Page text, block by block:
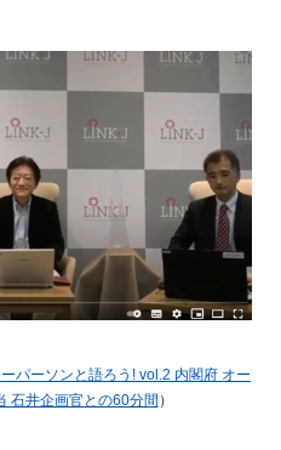
パーソンと語ろう! vol.2 内閣府 オー
石井企画官との60分間 ）